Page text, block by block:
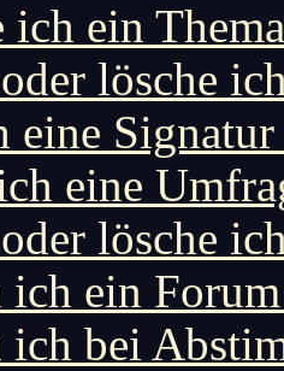
ich ein
lösche
Signatur
eine
lösche
ich ein
ich bei